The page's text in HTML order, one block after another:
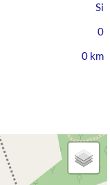
0
0 km